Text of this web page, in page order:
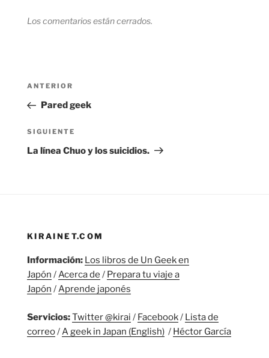
Los comentarios están cerrados.
Navegación
entradas
Entrada
anterior:
ANTERIOR
Pared geek
Siguiente
entrada
SIGUIENTE
La línea Chuo y los suicidios.
KIRAINET.COM
Información: Los libros de Un Geek en
Japón /Acerca de / Prepara tu viaje a
Japón /Aprende japonés
Servicios:Twitter @kirai / Facebook/ Lista de
correo/A geek in Japan (English) / Héctor García